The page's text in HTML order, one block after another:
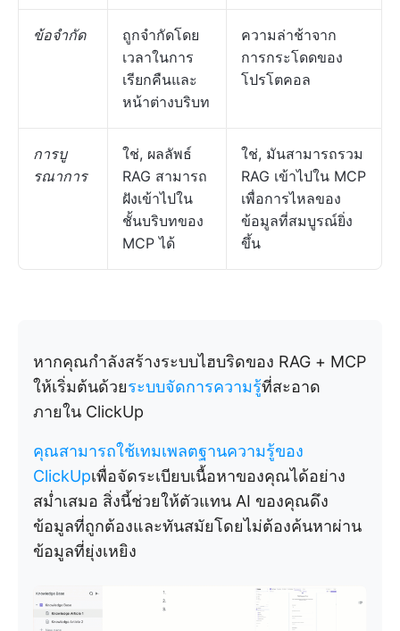
ข้อจำกัด
ถูกจำกัดโดย
เวลาในการ
เรียกคืนและ
หน้าต่างบริบท
ความล่าช้าจาก
การกระโดดของ
โปรโตคอล
การบู
รณาการ
ใช่, ผลลัพธ์
RAG สามารถ
ฝังเข้าไปใน
ชั้นบริบทของ
MCP ได้
ใช่, มันสามารถรวม
RAG เข้าไปใน MCP
เพื่อการไหลของ
ข้อมูลที่สมบูรณ์ยิ่ง
ขึ้น
หากคุณกำลังสร้างระบบไฮบริดของ RAG + MCP
ให้เริ่มต้นด้วยระบบจัดการความรู้ที่สะอาด
ภายใน ClickUp
คุณสามารถใช้เทมเพลตฐานความรู้ของ
ClickUpเพื่อจัดระเบียบเนื้อหาของคุณได้อย่าง
สม่ำเสมอ สิ่งนี้ช่วยให้ตัวแทน AI ของคุณดึง
ข้อมูลที่ถูกต้องและทันสมัยโดยไม่ต้องค้นหาผ่าน
ข้อมูลที่ยุ่งเหยิง